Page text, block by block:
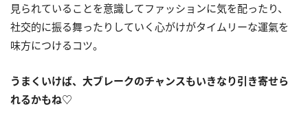
見られていることを意識してファッションに気を配ったり、
社交的に振る舞ったりしていく心がけがタイムリーな運氣を
味方につけるコツ。
うまくいけば、大ブレークのチャンスもいきなり引き寄せら
れるかもね♡